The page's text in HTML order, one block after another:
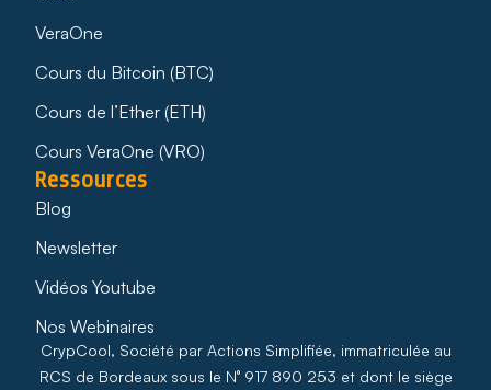
VeraOne
Cours du Bitcoin (BTC)
Cours de l’Ether (ETH)
Cours VeraOne (VRO)
Ressources
Blog
Newsletter
Vidéos Youtube
Nos Webinaires
CrypCool, Société par Actions Simplifiée, immatriculée au
RCS de Bordeaux sous le N° 917 890 253 et dont le siège